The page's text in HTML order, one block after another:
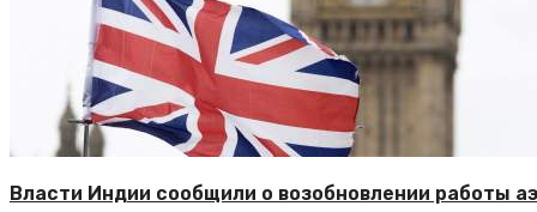
Власти Индии сообщили о возобновлении работы